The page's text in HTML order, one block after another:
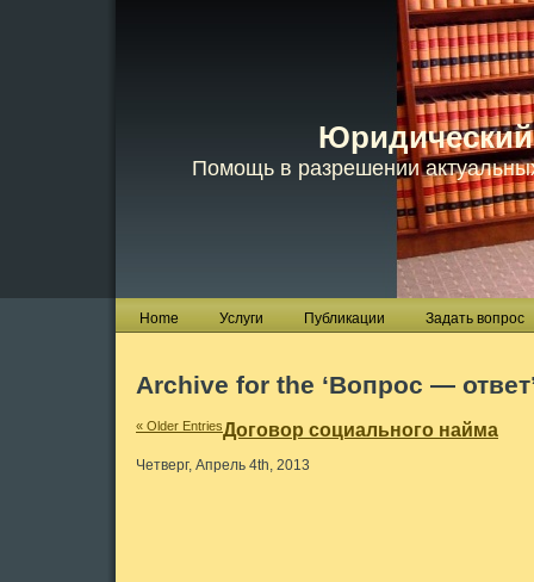
Помощь в разрешении
Home Услуги Публикации Задать вопрос
Archive for the ‘Вопрос —
« Older EntriesДоговор социального найма
Четверг, Апрель 4th, 2013